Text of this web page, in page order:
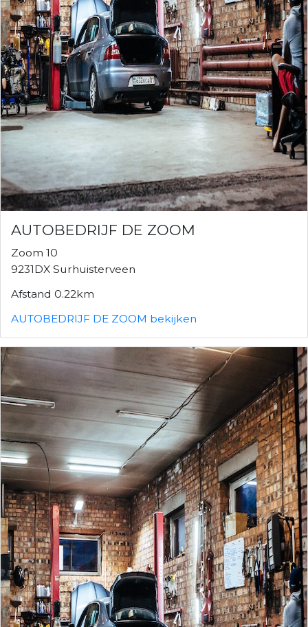
AUTOBEDRIJF DE ZOOM
Zoom 10
9231DX Surhuisterveen
Afstand 0.22km
AUTOBEDRIJF DE ZOOM bekijken